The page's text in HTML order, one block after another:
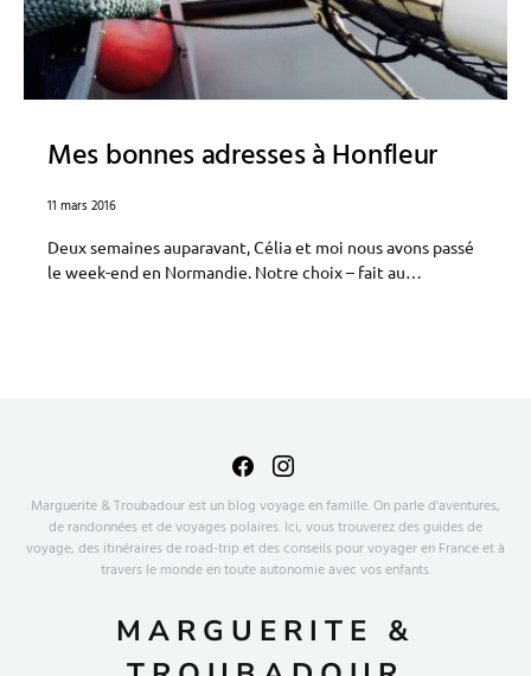
Mes bonnes adresses à Honfleur
11 mars 2016
Deux semaines auparavant, Célia et moi nous avons passé
le week-end en Normandie. Notre choix – fait au…
Marguerite & Troubadour est un blog voyage en famille. On parle d'aventures,
de randonnées et de voyages polaires. Ici, vous trouverez des guides de
voyage, des itinéraires de road-trip et des conseils pour voyager en France et à
travers le monde en toute autonomie avec vos enfants.
MARGUERITE &